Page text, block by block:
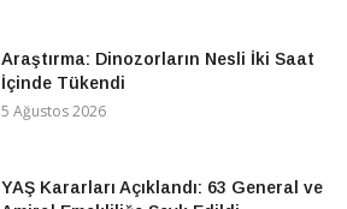
Araştırma: Dinozorların Nesli İki Saat
İçinde Tükendi
5 Ağustos 2026
YAŞ Kararları Açıklandı: 63 General ve